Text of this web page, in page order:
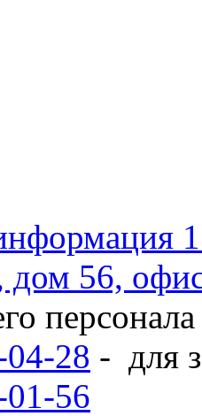
дом 56,
персонала
28 - для
56